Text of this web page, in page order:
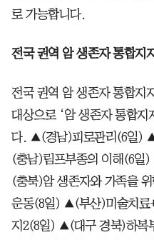
로 가능합니다.
전국 권역 암 생존자 통합지
전국 권역 암 생존자 통합지
대상으로 ‘암 생존자 통합지
다. ▲(경남)피로관리(6일)
(충남)림프부종의 이해(6
(충북)암 생존자와 가족을
운동(8일) ▲(부산)미술치료
지2(8일) ▲(대구 경북)하복